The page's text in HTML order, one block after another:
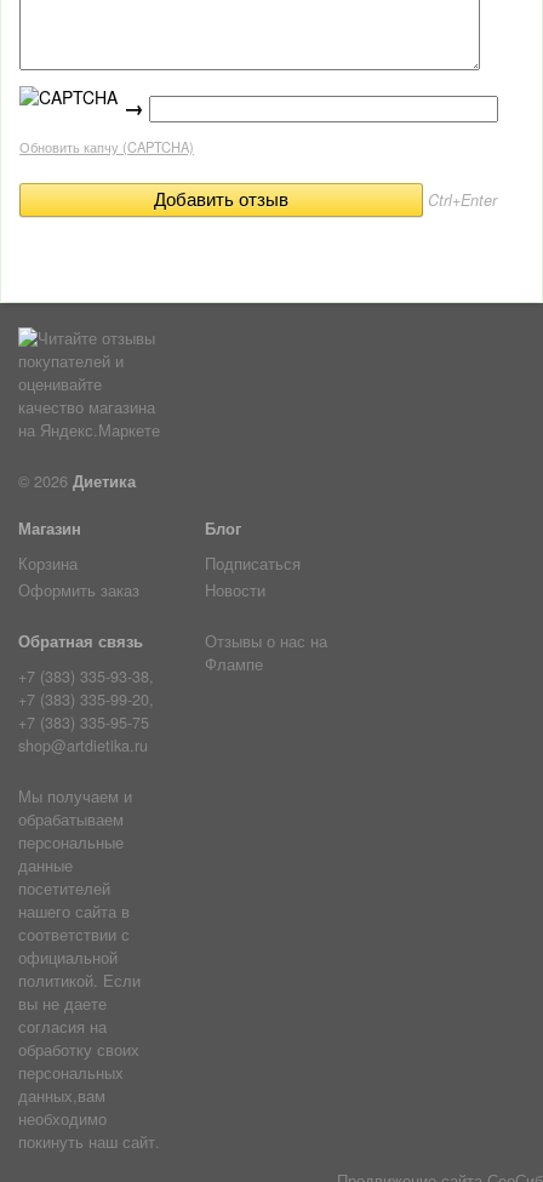
→
Обновить капчу (CAPTCHA)
Ctrl+Enter
© 2026 Диетика
Магазин
Корзина
Оформить заказ
Блог
Подписаться
Новости
Обратная связь
+7 (383) 335-93-38,
+7 (383) 335-99-20,
+7 (383) 335-95-75
shop@artdietika.ru
Отзывы о нас на
Флампе
Мы получаем и
обрабатываем
персональные
данные
посетителей
нашего сайта в
соответствии с
официальной
политикой. Если
вы не даете
согласия на
обработку своих
персональных
данных,вам
необходимо
покинуть наш сайт.